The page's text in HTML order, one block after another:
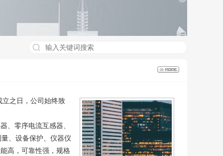
之日，公司始终致
、零序电流互感器、
、设备保护、仪器仪
高，可靠性强，规格